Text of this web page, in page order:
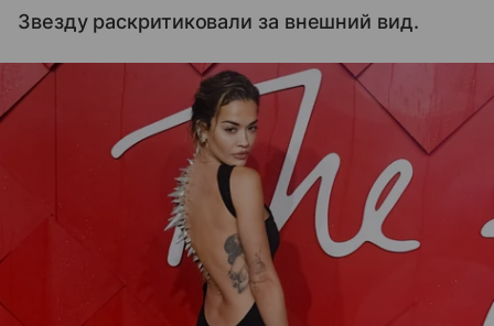
Звезду раскритиковали за внешний вид.